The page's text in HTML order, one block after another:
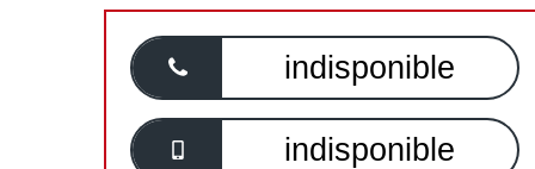
indisponible
indisponible